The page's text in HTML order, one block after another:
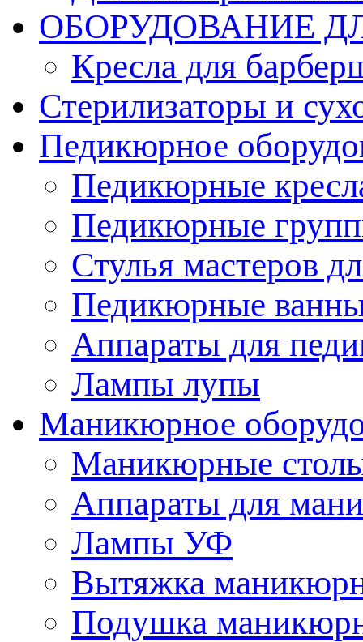
ОБОРУДОВАНИЕ
Кресла для
Стерилизаторы и
Педикюрное
Педикюрные
Педикюрные
Стулья мастеров
Педикюрные
Аппараты для
Лампы лупы
Маникюрное
Маникюрные
Аппараты для
Лампы УФ
Вытяжка
Подушка